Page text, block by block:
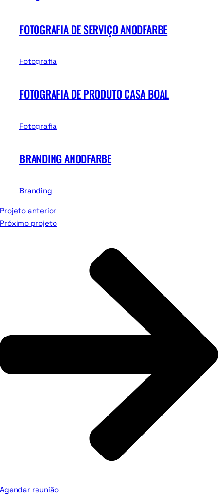
FOTOGRAFIA DE SERVIÇO ANODFARBE
Fotografia
FOTOGRAFIA DE PRODUTO CASA BOAL
Fotografia
BRANDING ANODFARBE
Branding
Projeto anterior
Próximo projeto
Agendar reunião